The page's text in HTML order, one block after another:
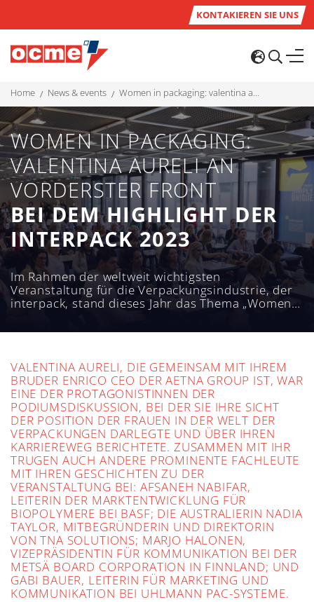
KONTAKIEREN SIE UNS
home news & events women in packaging: valentina aureli an vorderster front bei dem highlight der interpack 2023
WOMEN IN PACKAGING:
VALENTINA AURELI AN
VORDERSTER FRONT
BEI DEM HIGHLIGHT DER
INTERPACK 2023
Im Rahmen der weltweit wichtigsten
Veranstaltung für die Verpackungsindustrie, der
interpack, stand dieses Jahr das Thema „Women
Podiumsdiskussion mit fünf führenden Frauen
beweist, dass dieses Thema, über das auch nach
dem Ende der Düsseldorfer Messe immer noch
diskutiert wird, sehr aktuell ist.
VALENTINA AURELI, DIE GEMEINSAM MIT IHREM
BRUDER ENRICO CEO DER AETNA GROUP IST, WAR
EINE DER PROTAGONISTINNEN DER
PODIUMSDISKUSSION, BEI DER SIE IHRE SICHT
DER POSITION DER FRAUEN IN DER WELT DER
VERPACKUNGEN DARLEGTE UND ÜBER IHREN
KARRIEREWEG BERICHTETE. ZUSAMMEN MIT IHR
TRUGEN AUCH ANDERE PROMINENTE FACHLEUTE
MIT IHREN GESCHICHTEN ZU DER
VERANSTALTUNG BEI: AFSANEH NABIFAR,
LEITERIN DER MARKTENTWICKLUNG FÜR
BIOPOLYMERE BEI BASF; DIE AUSTRALIERIN NADIA
TAYLOR, MITBEGRÜNDERIN UND DIREKTORIN
VON TNA SOLUTIONS; MARJO HALONEN,
VIZEPRÄSIDENTIN FÜR KOMMUNIKATION BEI DER
METSÄ BOARD CORPORATION IN FINNLAND; UND
GABI BAUER, LEITERIN FÜR MARKETING UND
KOMMUNIKATION BEI UHLMANN PAC-SYSTEME.